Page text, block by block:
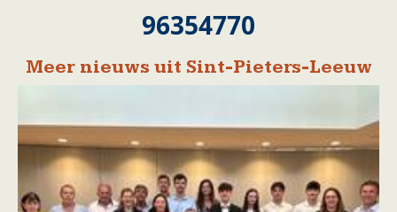
96354770
Meer nieuws uit Sint-Pieters-Leeuw